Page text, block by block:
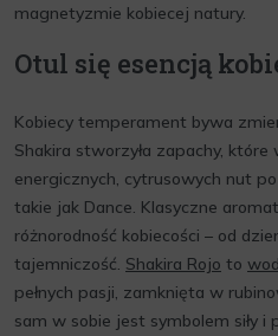
magnetyzmie kobiecej natury.
Otul się esencją
Kobiecy temperament bywa
Shakira stworzyła zapachy,
energicznych, cytrusowych nut
takie jak Dance. Klasyczne
różnorodność kobiecości – od
tajemniczość. Shakira Rojo to
pełnych pasji, zamknięta w
sam w sobie jest symbolem siły i